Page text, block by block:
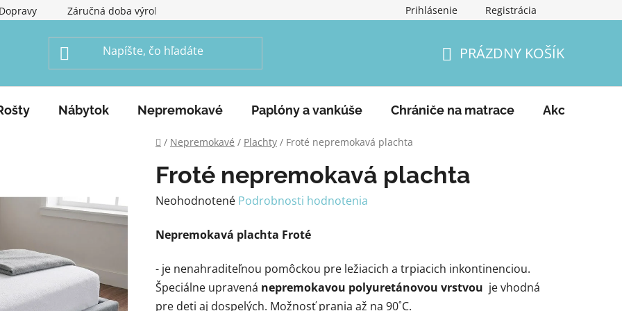
Záručná doba výrobku Podmienky ochrany osobných údajov
Prihlásenie Registrácia
KOŠÍK
PRÁZDNY KOŠÍK
Nábytok Nepremokavé Paplóny a vankúše Chrániče na matrace Akcie
Domov
/ Nepremokavé / Plachty / Froté nepremokavá plachta
Froté nepremokavá plachta
Priemerné
produktu
0,0
z
Neohodnotené Podrobnosti hodnotenia
Nepremokavá plachta Froté
- je nenahraditeľnou pomôckou pre ležiacich a trpiacich inkontinenciou.
Špeciálne upravená nepremokavou polyuretánovou vrstvou je vhodná
pre deti aj dospelých. Možnosť prania až na 90˚C.